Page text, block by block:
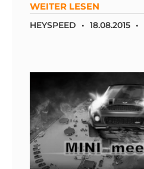
WEITER LESEN
HEYSPEED 18.08.2015